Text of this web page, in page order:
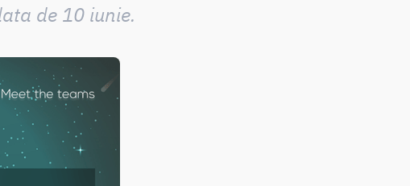
de 10 iunie.